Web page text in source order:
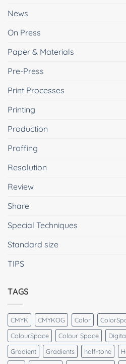
News
On Press
Paper & Materials
Pre-Press
Print Processes
Printing
Production
Proffing
Resolution
Review
Share
Special Techniques
Standard size
TIPS
TAGS
CMYK CMYKOG Color
ColourSpace
Colour Space
Gradient
Gradients half-tone